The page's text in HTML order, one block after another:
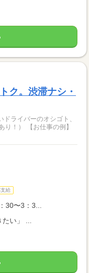
ク。渋滞ナシ・
ライバーのオシゴト、
事の例】
給
30〜3：3...
い」 ...